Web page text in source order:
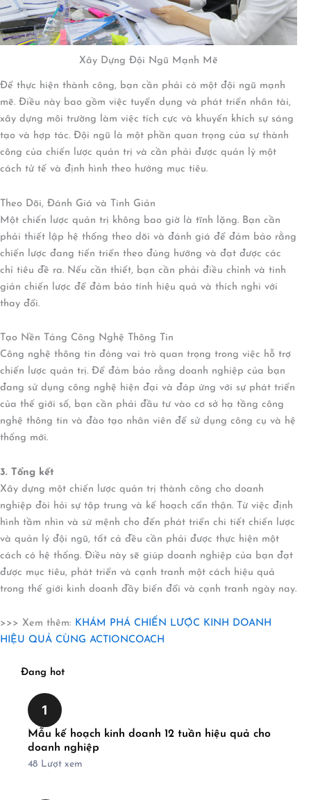
Đang hot
1
Mẫu kế hoạch kinh doanh 12 tuần hiệu quả cho
doanh nghiệp
48 Lượt xem
Xây Dựng Đội Ngũ Mạnh Mẽ
Để thực hiện thành công, bạn cần phải có một đội ngũ mạnh
mẽ. Điều này bao gồm việc tuyển dụng và phát triển nhân tài,
xây dựng môi trường làm việc tích cực và khuyến khích sự sáng
tạo và hợp tác. Đội ngũ là một phần quan trọng của sự thành
công của chiến lược quản trị và cần phải được quản lý một
cách tử tế và định hình theo hướng mục tiêu.
Theo Dõi, Đánh Giá và Tinh Giản
Một chiến lược quản trị không bao giờ là tĩnh lặng. Bạn cần
phải thiết lập hệ thống theo dõi và đánh giá để đảm bảo rằng
chiến lược đang tiến triển theo đúng hướng và đạt được các
chỉ tiêu đề ra. Nếu cần thiết, bạn cần phải điều chỉnh và tinh
giản chiến lược để đảm bảo tính hiệu quả và thích nghi với
thay đổi.
Tạo Nền Tảng Công Nghệ Thông Tin
Công nghệ thông tin đóng vai trò quan trọng trong việc hỗ trợ
chiến lược quản trị. Để đảm bảo rằng doanh nghiệp của bạn
đang sử dụng công nghệ hiện đại và đáp ứng với sự phát triển
của thế giới số, bạn cần phải đầu tư vào cơ sở hạ tầng công
nghệ thông tin và đào tạo nhân viên để sử dụng công cụ và hệ
thống mới.
3. Tổng kết
Xây dựng một chiến lược quản trị thành công cho doanh
nghiệp đòi hỏi sự tập trung và kế hoạch cẩn thận. Từ việc định
hình tầm nhìn và sứ mệnh cho đến phát triển chi tiết chiến lược
và quản lý đội ngũ, tất cả đều cần phải được thực hiện một
cách có hệ thống. Điều này sẽ giúp doanh nghiệp của bạn đạt
được mục tiêu, phát triển và cạnh tranh một cách hiệu quả
trong thế giới kinh doanh đầy biến đổi và cạnh tranh ngày nay.
>>> Xem thêm: KHÁM PHÁ CHIẾN LƯỢC KINH DOANH
HIỆU QUẢ CÙNG ACTIONCOACH